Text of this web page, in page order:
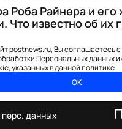
Роба Райнера и
Что известно об их
postnews.ru, Вы соглашаетесь
Персональных данныхи
указанных в данной политике.
ОК
перс. данных